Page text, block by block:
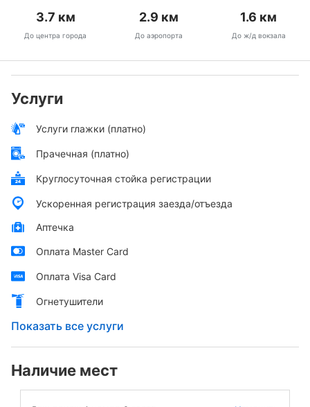
3.7 км
До центра города
2.9 км
До аэропорта
1.6 км
До ж/д вокзала
Услуги
Услуги глажки (платно)
Прачечная (платно)
Круглосуточная стойка регистрации
Ускоренная регистрация заезда/отъезда
Аптечка
Оплата Master Card
Оплата Visa Card
Огнетушители
Показать все услуги
Наличие мест